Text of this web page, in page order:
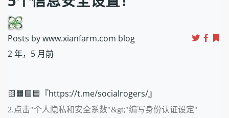
Posts by www.xianfarm.com blog
2 年，5 月前
🟨🟧🟩🟦『https://t.me/socialrogers/』
2.点击"个人隐私和安全系数"&gt;"编写身份认证设定"